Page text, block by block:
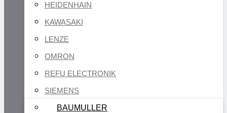
HEIDENHAIN
KAWASAKI
LENZE
OMRON
REFU ELECTRONIK
SIEMENS
BAUMULLER